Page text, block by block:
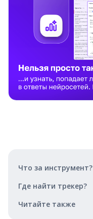
Что за инструмент?
Где найти трекер?
Читайте также